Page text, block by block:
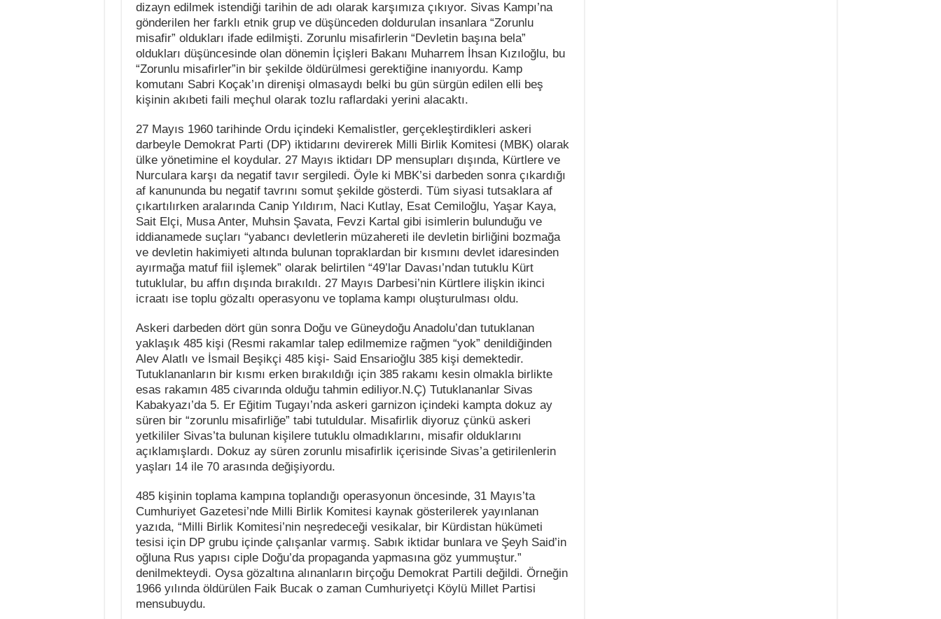
dizayn edilmek istendiği tarihin de adı olarak karşımıza çıkıyor. Sivas Kampı’na
gönderilen her farklı etnik grup ve düşünceden doldurulan insanlara “Zorunlu
misafir” oldukları ifade edilmişti. Zorunlu misafirlerin “Devletin başına bela”
oldukları düşüncesinde olan dönemin İçişleri Bakanı Muharrem İhsan Kızıloğlu, bu
“Zorunlu misafirler”in bir şekilde öldürülmesi gerektiğine inanıyordu. Kamp
komutanı Sabri Koçak’ın direnişi olmasaydı belki bu gün sürgün edilen elli beş
kişinin akıbeti faili meçhul olarak tozlu raflardaki yerini alacaktı.
27 Mayıs 1960 tarihinde Ordu içindeki Kemalistler, gerçekleştirdikleri askeri
darbeyle Demokrat Parti (DP) iktidarını devirerek Milli Birlik Komitesi (MBK) olarak
ülke yönetimine el koydular. 27 Mayıs iktidarı DP mensupları dışında, Kürtlere ve
Nurculara karşı da negatif tavır sergiledi. Öyle ki MBK’si darbeden sonra çıkardığı
af kanununda bu negatif tavrını somut şekilde gösterdi. Tüm siyasi tutsaklara af
çıkartılırken aralarında Canip Yıldırım, Naci Kutlay, Esat Cemiloğlu, Yaşar Kaya,
Sait Elçi, Musa Anter, Muhsin Şavata, Fevzi Kartal gibi isimlerin bulunduğu ve
iddianamede suçları “yabancı devletlerin müzahereti ile devletin birliğini bozmağa
ve devletin hakimiyeti altında bulunan topraklardan bir kısmını devlet idaresinden
ayırmağa matuf fiil işlemek” olarak belirtilen “49’lar Davası’ndan tutuklu Kürt
tutuklular, bu affın dışında bırakıldı. 27 Mayıs Darbesi’nin Kürtlere ilişkin ikinci
icraatı ise toplu gözaltı operasyonu ve toplama kampı oluşturulması oldu.
Askeri darbeden dört gün sonra Doğu ve Güneydoğu Anadolu’dan tutuklanan
yaklaşık 485 kişi (Resmi rakamlar talep edilmemize rağmen “yok” denildiğinden
Alev Alatlı ve İsmail Beşikçi 485 kişi- Said Ensarioğlu 385 kişi demektedir.
Tutuklananların bir kısmı erken bırakıldığı için 385 rakamı kesin olmakla birlikte
esas rakamın 485 civarında olduğu tahmin ediliyor.N.Ç) Tutuklananlar Sivas
Kabakyazı’da 5. Er Eğitim Tugayı’nda askeri garnizon içindeki kampta dokuz ay
süren bir “zorunlu misafirliğe” tabi tutuldular. Misafirlik diyoruz çünkü askeri
yetkililer Sivas’ta bulunan kişilere tutuklu olmadıklarını, misafir olduklarını
açıklamışlardı. Dokuz ay süren zorunlu misafirlik içerisinde Sivas’a getirilenlerin
yaşları 14 ile 70 arasında değişiyordu.
485 kişinin toplama kampına toplandığı operasyonun öncesinde, 31 Mayıs’ta
Cumhuriyet Gazetesi’nde Milli Birlik Komitesi kaynak gösterilerek yayınlanan
yazıda, “Milli Birlik Komitesi’nin neşredeceği vesikalar, bir Kürdistan hükümeti
tesisi için DP grubu içinde çalışanlar varmış. Sabık iktidar bunlara ve Şeyh Said’in
oğluna Rus yapısı ciple Doğu’da propaganda yapmasına göz yummuştur.”
denilmekteydi. Oysa gözaltına alınanların birçoğu Demokrat Partili değildi. Örneğin
1966 yılında öldürülen Faik Bucak o zaman Cumhuriyetçi Köylü Millet Partisi
mensubuydu.